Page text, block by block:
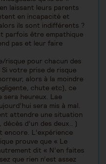
laissant leurs parents
en incapacité et
ils sont indifférents ?
parfois être empathique
pas et leur faire
risque pour chacun des
votre prise de risque
alors à la moindre
chute etc), ce
sera heureux. Lae
sera mis à mal.
attendre une situation
d’un des deux.. )
encore. L’expérience
prouve que « Le
dit « N’en faites
que rien n’est assez